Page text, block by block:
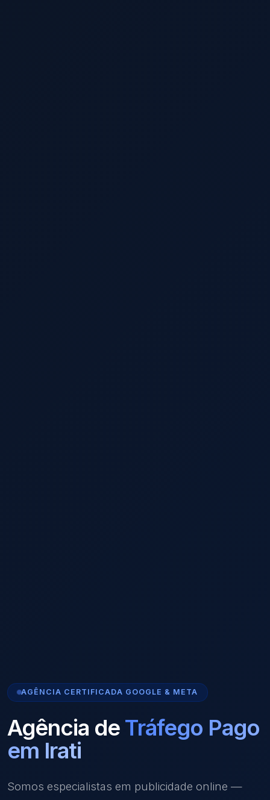
AGÊNCIA CERTIFICADA GOOGLE & META
Agência de Tráfego Pago
em Irati
Somos especialistas em publicidade online —